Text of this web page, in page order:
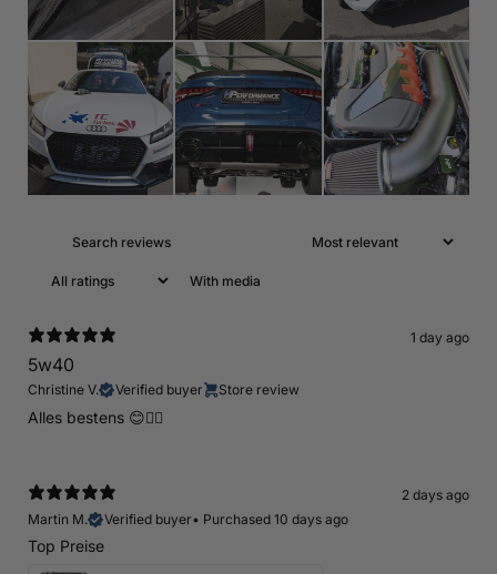
With media
1 day ago
5w40
Christine V. Verified buyer Store review
Alles bestens 😊👍🏻
2 days ago
Martin M.
Verified buyer• Purchased 10 days ago
Top Preise